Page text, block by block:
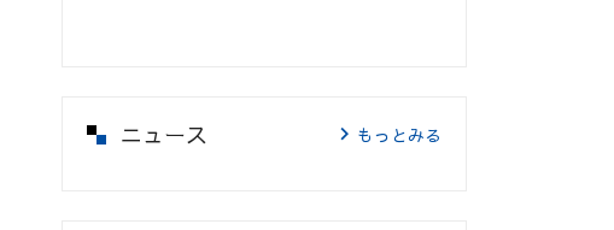
ニュース もっとみる